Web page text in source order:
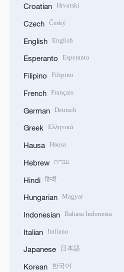
Croatian Hrvatski
Czech Český
English English
Esperanto Esperanto
Filipino Filipino
French Français
German Deutsch
Greek Ελληνικά
Hausa Hausa
Hebrew עברית
Hindi हिन्दी
Hungarian Magyar
Indonesian Bahasa Indonesia
Italian Italiano
Japanese 日本語
Korean 한국어